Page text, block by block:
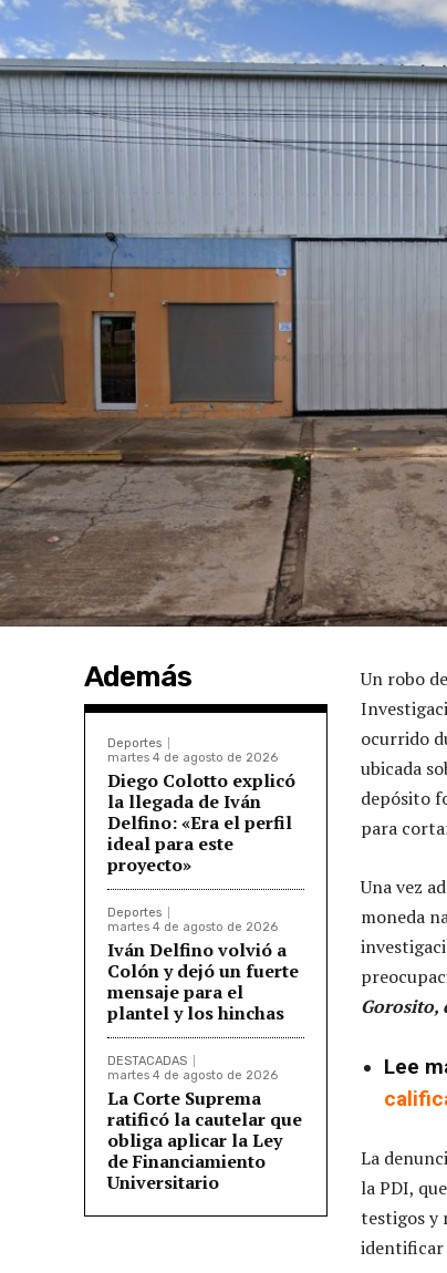
Además
Deportes
martes 4 de agosto de 2026
Diego Colotto explicó
la llegada de Iván
Delfino: «Era el perfil
ideal para este
proyecto»
Deportes
martes 4 de agosto de 2026
Iván Delfino volvió a
Colón y dejó un fuerte
mensaje para el
plantel y los hinchas
DESTACADAS
martes 4 de agosto de 2026
La Corte Suprema
ratificó la cautelar que
obliga aplicar la Ley
de Financiamiento
Universitario
Un robo
ocurrido
ubicada
depósito
para
Una vez
moneda
Gorosito,
Lee
La
la PDI,
testigos y
identificar